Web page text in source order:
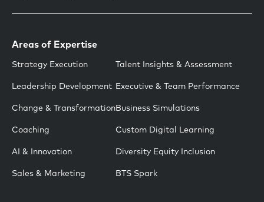
Areas of Expertise
Strategy Execution
Leadership Development
Change & Transformation
Coaching
AI & Innovation
Sales & Marketing
Talent Insights & Assessment
Executive & Team Performance
Business Simulations
Custom Digital Learning
Diversity Equity Inclusion
BTS Spark